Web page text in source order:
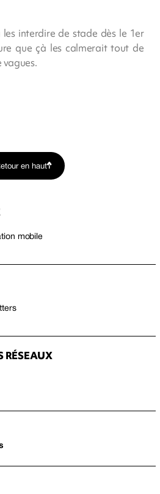
interdire de stade dès le 1er
que çà les calmerait tout de
vagues.
en haut
mobile
RÉSEAUX